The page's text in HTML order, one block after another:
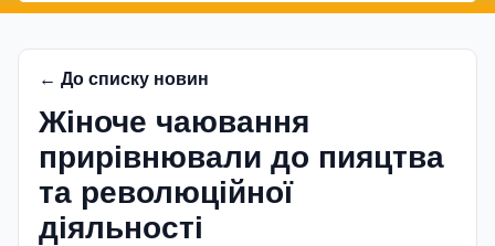
← До списку новин
Жіноче чаювання
прирівнювали до пияцтва
та революційної
діяльності